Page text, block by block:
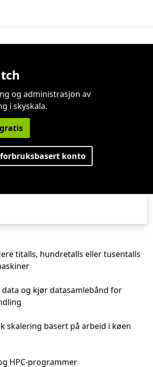
og administrasjon av
i skyskala.
konto
titalls, hundretalls eller tusentalls
og kjør datasamlebånd for
skalering basert på arbeid i køen
HPC-programmer